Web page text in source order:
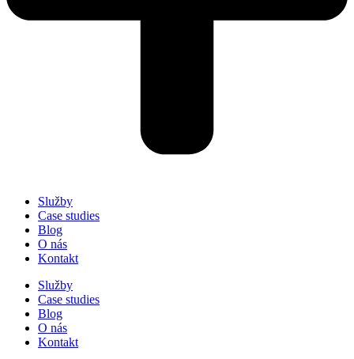
Služby
Case studies
Blog
O nás
Kontakt
Služby
Case studies
Blog
O nás
Kontakt